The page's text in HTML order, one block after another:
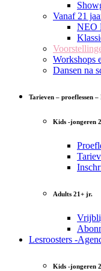
Vanaf 21
NEO
Workshops
Dansen na
Tarieven – proeflessen
Kids -jongeren
Adults 21+ jr.
Lesroosters -
Kids -jongeren